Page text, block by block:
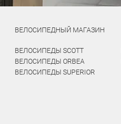
ВЕЛОСИПЕДНЫЙ МАГАЗИН
ВЕЛОСИПЕДЫ SCOTT
ВЕЛОСИПЕДЫ ORBEA
ВЕЛОСИПЕДЫ SUPERIOR